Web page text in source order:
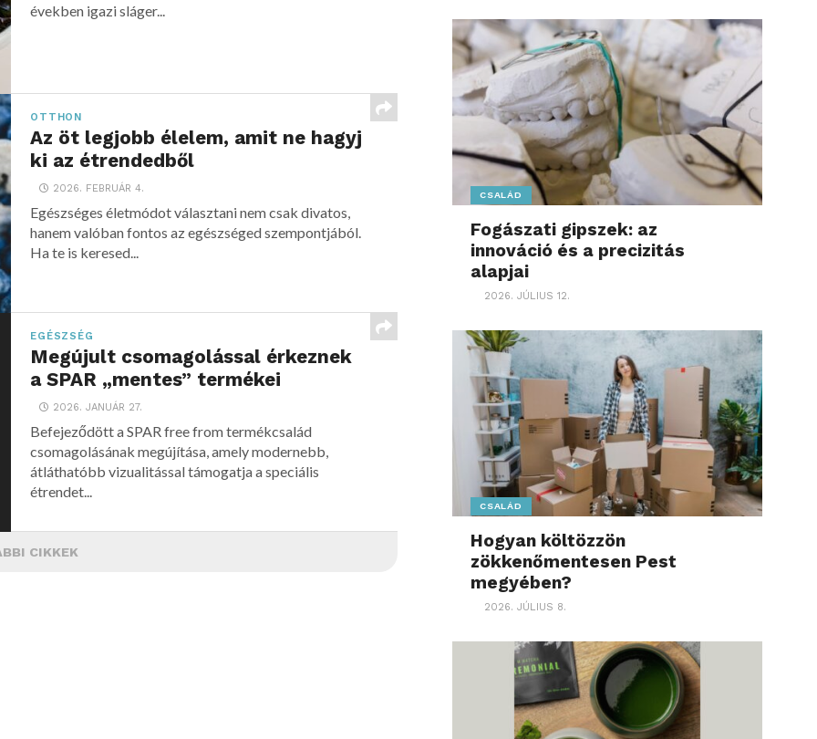
években igazi sláger...
OTTHON
Az öt legjobb élelem, amit ne hagyj
ki az étrendedből
2026. FEBRUÁR 4.
Egészséges életmódot választani nem csak divatos,
hanem valóban fontos az egészséged szempontjából.
Ha te is keresed...
EGÉSZSÉG
Megújult csomagolással érkeznek
a SPAR „mentes” termékei
2026. JANUÁR 27.
Befejeződött a SPAR free from termékcsalád
csomagolásának megújítása, amely modernebb,
átláthatóbb vizualitással támogatja a speciális
étrendet...
CIKKEK
CSALÁD
Fogászati gipszek: az
innováció és a precizitás
alapjai
2026. JÚLIUS 12.
CSALÁD
Hogyan költözzön
zökkenőmentesen Pest
megyében?
2026. JÚLIUS 8.